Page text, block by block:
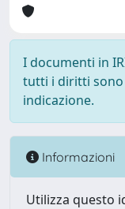
I documenti in
tutti i diritti sono
indicazione.
Informazioni
Utilizza questo